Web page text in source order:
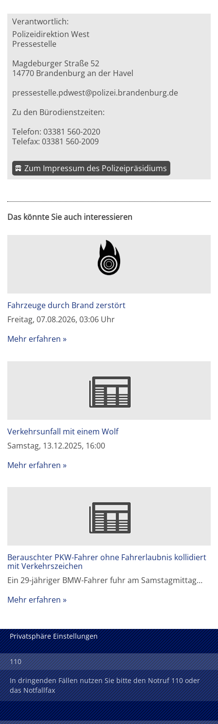
Verantwortlich:
Polizeidirektion West
Pressestelle
Magdeburger Straße 52
14770 Brandenburg an der Havel
pressestelle.pdwest@polizei.brandenburg.de
Zu den Bürodienstzeiten:
Telefon: 03381 560-2020
Telefax: 03381 560-2009
Zum Impressum des Polizeipräsidiums
Das könnte Sie auch interessieren
Fahrzeuge durch Brand zerstört
Freitag, 07.08.2026, 03:06 Uhr
Mehr erfahren
Verkehrsunfall mit einem Wolf
Samstag, 13.12.2025, 16:00
Mehr erfahren
Berauschter PKW-Fahrer ohne Fahrerlaubnis kollidiert
mit Verkehrszeichen
Ein 29-jähriger BMW-Fahrer fuhr am Samstagmittag…
Mehr erfahren
Privatsphäre Einstellungen
110
In dringenden Fällen nutzen Sie bitte den Notruf 110 oder
das Notfallfax